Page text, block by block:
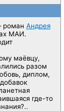
роман Андрея
МАИ.
маёвцу,
разом
диплом,
где-то